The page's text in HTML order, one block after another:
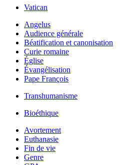
Vatican
Angelus
Audience générale
Béatification et canonisation
Curie romaine
Église
Évangélisation
Pape François
Transhumanisme
Bioéthique
Avortement
Euthanasie
Fin de vie
Genre